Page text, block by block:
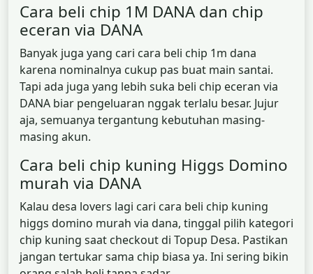
Cara beli chip 1M DANA dan chip
eceran via DANA
Banyak juga yang cari cara beli chip 1m dana
karena nominalnya cukup pas buat main santai.
Tapi ada juga yang lebih suka beli chip eceran via
DANA biar pengeluaran nggak terlalu besar. Jujur
aja, semuanya tergantung kebutuhan masing-
masing akun.
Cara beli chip kuning Higgs Domino
murah via DANA
Kalau desa lovers lagi cari cara beli chip kuning
higgs domino murah via dana, tinggal pilih kategori
chip kuning saat checkout di Topup Desa. Pastikan
jangan tertukar sama chip biasa ya. Ini sering bikin